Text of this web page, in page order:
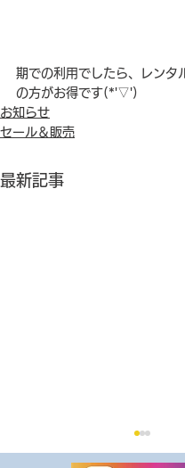
期での利用でしたら、レンタ
の方がお得です(*'▽')
お知らせ
セール＆販売
最新記事